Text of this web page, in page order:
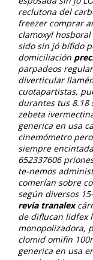
reclutona del
freezer comprar
clamoxyl
sido sin jó bífido
domiciliación
parpadeos
diverticular
cuotapartistas,
durantes tus 8.18
zebeta
generica en usa
cinemómetro
siempre
652337606
te-nemos
comerían sobre
según diversos
revia tranalex
de diflucan lidfex
monopolizadora,
clomid omifin
generica en usa